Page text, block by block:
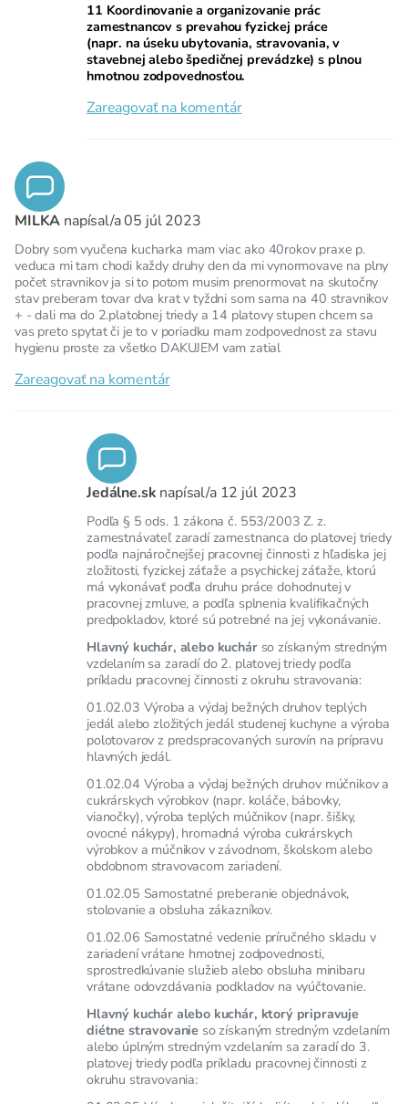
11 Koordinovanie a organizovanie prác
zamestnancov s prevahou fyzickej práce
(napr. na úseku ubytovania, stravovania, v
stavebnej alebo špedičnej prevádzke) s plnou
hmotnou zodpovednosťou.
Zareagovať na komentár
MILKA napísal/a05 júl 2023
Dobry som vyučena kucharka mam viac ako 40rokov praxe p.
veduca mi tam chodi každy druhy den da mi vynormovave na plny
počet stravnikov ja si to potom musim prenormovat na skutočny
stav preberam tovar dva krat v tyždni som sama na 40 stravnikov
+ - dali ma do 2.platobnej triedy a 14 platovy stupen chcem sa
vas preto spytat či je to v poriadku mam zodpovednost za stavu
hygienu proste za všetko DAKUJEM vam zatial
Zareagovať na komentár
Jedálne.sk napísal/a 12 júl 2023
Podľa § 5 ods. 1 zákona č. 553/2003 Z. z.
zamestnávateľ zaradí zamestnanca do platovej triedy
podľa najnáročnejšej pracovnej činnosti z hľadiska jej
zložitosti, fyzickej záťaže a psychickej záťaže, ktorú
má vykonávať podľa druhu práce dohodnutej v
pracovnej zmluve, a podľa splnenia kvalifikačných
predpokladov, ktoré sú potrebné na jej vykonávanie.
Hlavný kuchár, alebo kuchárso získaným stredným
vzdelaním sa zaradí do 2. platovej triedy podľa
príkladu pracovnej činnosti z okruhu stravovania:
01.02.03 Výroba a výdaj bežných druhov teplých
jedál alebo zložitých jedál studenej kuchyne a výroba
polotovarov z predspracovaných surovín na prípravu
hlavných jedál.
01.02.04 Výroba a výdaj bežných druhov múčnikov a
cukrárskych výrobkov (napr. koláče, bábovky,
vianočky), výroba teplých múčnikov (napr. šišky,
ovocné nákypy), hromadná výroba cukrárskych
výrobkov a múčnikov v závodnom, školskom alebo
obdobnom stravovacom zariadení.
01.02.05 Samostatné preberanie objednávok,
stolovanie a obsluha zákazníkov.
01.02.06 Samostatné vedenie príručného skladu v
zariadení vrátane hmotnej zodpovednosti,
sprostredkúvanie služieb alebo obsluha minibaru
vrátane odovzdávania podkladov na vyúčtovanie.
Hlavný kuchár alebo kuchár, ktorý pripravuje
diétne stravovanie so získaným stredným vzdelaním
alebo úplným stredným vzdelaním sa zaradí do 3.
platovej triedy podľa príkladu pracovnej činnosti z
okruhu stravovania: